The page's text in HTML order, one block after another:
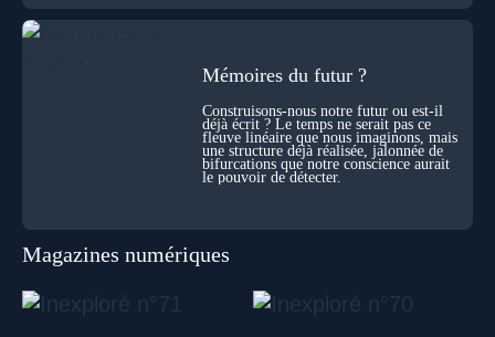
Mémoires du futur ?
Construisons-nous notre futur ou est-il
déjà écrit ? Le temps ne serait pas ce
fleuve linéaire que nous imaginons, mais
une structure déjà réalisée, jalonnée de
bifurcations que notre conscience aurait
le pouvoir de détecter.
Magazines numériques